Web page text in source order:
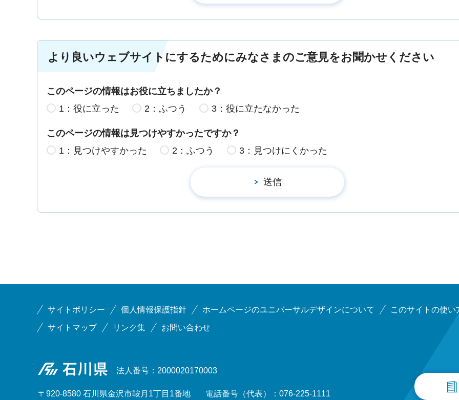
より良いウェブサイトにするためにみなさまのご意見をお聞かせください
このページの情報はお役に立ちましたか？
1：役に立った
2：ふつう 3：役に立たなかった
このページの情報は見つけやすかったですか？
1：見つけやすかった
2：ふつう 3：見つけにくかった
サイトポリシー 個人情報保護指針 ホームページのユニバーサルデザインについて このサイトの使い
サイトマップ リンク集 お問い合わせ
石川県 法人番号：2000020170003
〒920-8580 石川県金沢市鞍月1丁目1番地 電話番号（代表）：076-225-1111